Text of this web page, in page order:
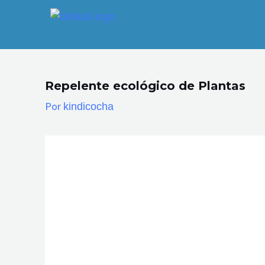
Repelente ecológico de Plantas
Por kindicocha